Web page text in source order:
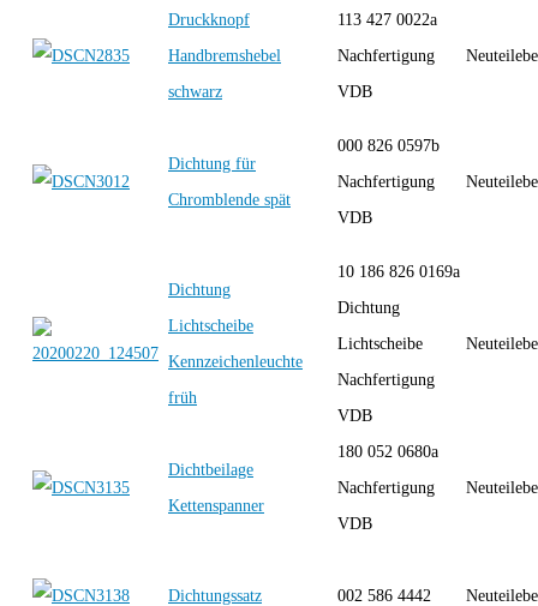
Druckknopf
Handbremshebel
schwarz
113 427 0022a
Nachfertigung
VDB
Dichtung für
Chromblende spät
000 826 0597b
Nachfertigung
VDB
Dichtung
Lichtscheibe
Kennzeichenleuchte
früh
10 186 826 0169a
Dichtung
Lichtscheibe
Nachfertigung
VDB
Dichtbeilage
Kettenspanner
180 052 0680a
Nachfertigung
VDB
Dichtungssatz 002 586 4442